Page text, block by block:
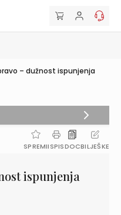
– dužnost ispunjenja
SPREMIISPISDOCBILJEŠKE
ispunjenja